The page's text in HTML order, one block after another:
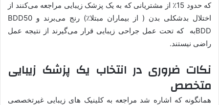
که حدود 15
٪ از مشتریانی که به یک پزشک زیبایی مراجعه می‌کنند از
اختلال بدشکلی بدن (
BDD ) رنج می‌برند و 50٪از بیماران مبتلا
بهBDD
که تحت عمل جراحی زیبایی قرار می‌گیرند از نتیجه عمل
راضی نیستند.
نکات ضروری در انتخاب یک پزشک زیبایی
متخصص
همانگونه که اشاره شد مراجعه به کلینیک های زیبایی غیرتخصصی